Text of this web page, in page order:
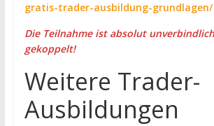
gratis-trader-ausbildung-grundlagen/
Die Teilnahme ist absolut
gekoppelt!
Weitere Trader-
Ausbildungen